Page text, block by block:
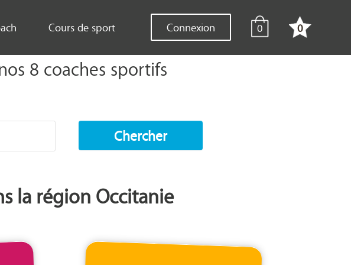
Connexion 0 0
Cours de sport
8 coaches sportifs
Chercher
la région Occitanie